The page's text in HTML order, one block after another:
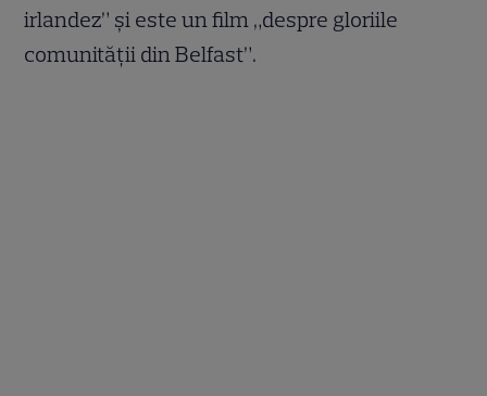
irlandez” și este un film „despre gloriile
comunității din Belfast”.